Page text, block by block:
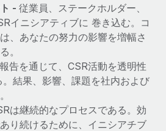
- 従業員、ステークホルダー、
イニシアティブに 巻き込む。コ
、あなたの努力の影響を増幅さ
。
告を通じて、CSR活動を透明性
。結果、影響、課題を社内および
は継続的なプロセスである。効
り続けるために、イニシアチブ